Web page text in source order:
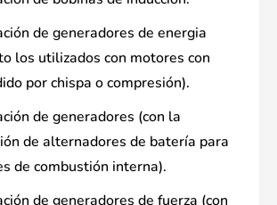
de generadores de energia
los utilizados con motores con
por chispa o compresión).
de generadores (con la
de alternadores de batería para
de combustión interna).
de generadores de fuerza (con